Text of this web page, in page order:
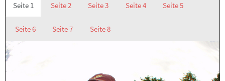
Seite 1 Seite 2 Seite 3 Seite 4 Seite 5
Seite 6 Seite 7 Seite 8